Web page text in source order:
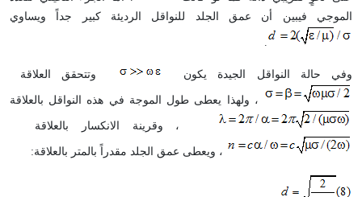
الموجي فيبين أن عمق الجلد للنواقل الرديئة كبير جداً ويساوي
.
وفي حالة النواقل الجيدة يكون وتتحقق العلاقة
، ولهذا يعطى طول الموجة في هذه النواقل بالعلاقة
، وقرينة الانكسار بالعلاقة
، ويعطى عمق الجلد مقدراً بالمتر بالعلاقة: